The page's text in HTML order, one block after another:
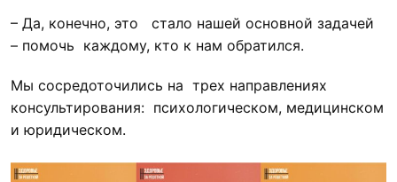
– Да, конечно, это стало нашей основной задачей
– помочь каждому, кто к нам обратился.
Мы сосредоточились на трех направлениях
консультирования: психологическом, медицинском
и юридическом.